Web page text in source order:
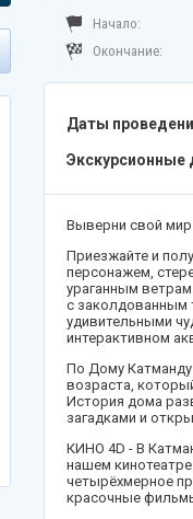
Начало:
Окончание:
Даты
Экскурсионные
Выверни свой мир
Приезжайте и
персонажем,
ураганным
с заколдованным
удивительными
интерактивном
По Дому Катманду
возраста,
История дома
загадками и
КИНО 4D - В
нашем
четырёхмерное
красочные